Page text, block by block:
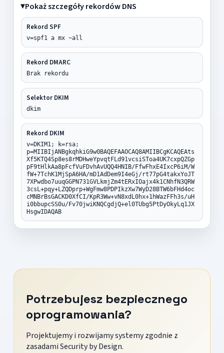
Pokaż szczegóły rekordów DNS
Rekord SPF
v=spf1 a mx ~all
Rekord DMARC
Brak rekordu
Selektor DKIM
dkim
Rekord DKIM
v=DKIM1; k=rsa;
p=MIIBIjANBgkqhkiG9w0BAQEFAAOCAQ8AMIIBCgKCAQEAts
Xf5KTQ4Sp8es8rMDHweYpvqtFLd91vcsiSToa4UK7cxpQZGp
pF9tHlkAa8pFcfVuFDvhAvUQQ4HNIB/FfwFhxE4IxcP6iM/W
fW+7TchK1MjSpA6HA/mD1AdDem9I4eGj/rt77pG4takxYoJT
7XPwdbo7uuqGGPN731GVLkmjZm4tERxIOajx4k1CNhfN3QRW
3csL+pqy+LZQDprp+WgFmw8PDPIkzXw7WyD28BTW6bFHd4oc
cMNBrBsGACKD0XfCI/KpR3Ww+vN8xdL0hx+1hWazFFh3s/uH
i0bbupcSS0u/Fv70jwiKNQCgdjQ+el0TUbg5PtDyOkyLq1JX
HsgwIDAQAB
Potrzebujesz bezpiecznego
oprogramowania?
Projektujemy i rozwijamy systemy zgodnie z
zasadami Security by Design.